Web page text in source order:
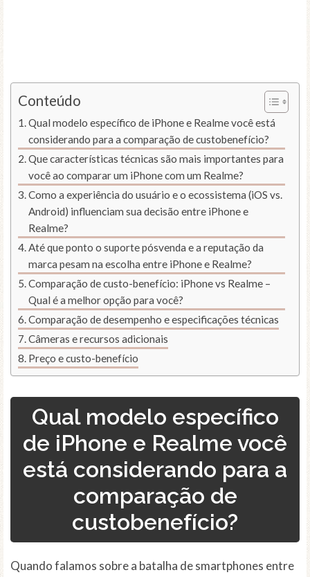
Conteúdo
Qual modelo específico de iPhone e Realme você está
considerando para a comparação de custobenefício?
Que características técnicas são mais importantes para
você ao comparar um iPhone com um Realme?
Como a experiência do usuário e o ecossistema (iOS vs.
Android) influenciam sua decisão entre iPhone e
Realme?
Até que ponto o suporte pósvenda e a reputação da
marca pesam na escolha entre iPhone e Realme?
Comparação de custo-benefício: iPhone vs Realme –
Qual é a melhor opção para você?
Comparação de desempenho e especificações técnicas
Câmeras e recursos adicionais
Preço e custo-benefício
Qual modelo específico
de iPhone e Realme você
está considerando para a
comparação de
custobenefício?
Quando falamos sobre a batalha de smartphones entre